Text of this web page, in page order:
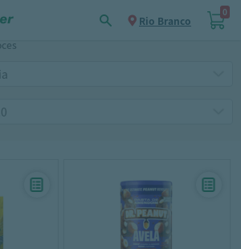
Rio Branco
0